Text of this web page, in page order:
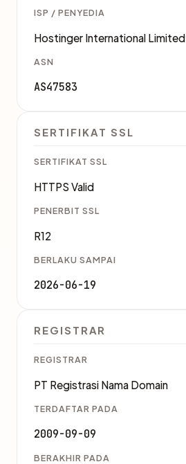
ISP / PENYEDIA
Hostinger International Limited
ASN
AS47583
SERTIFIKAT SSL
SERTIFIKAT SSL
HTTPS Valid
PENERBIT SSL
R12
BERLAKU SAMPAI
2026-06-19
REGISTRAR
REGISTRAR
PT Registrasi Nama Domain
TERDAFTAR PADA
2009-09-09
BERAKHIR PADA